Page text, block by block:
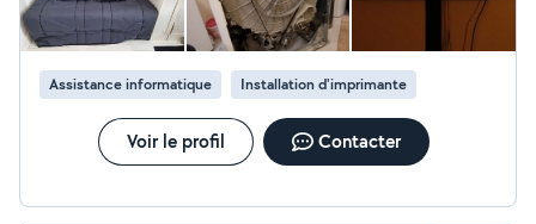
Assistance informatique Installation d'imprimante
Voir le profil Contacter